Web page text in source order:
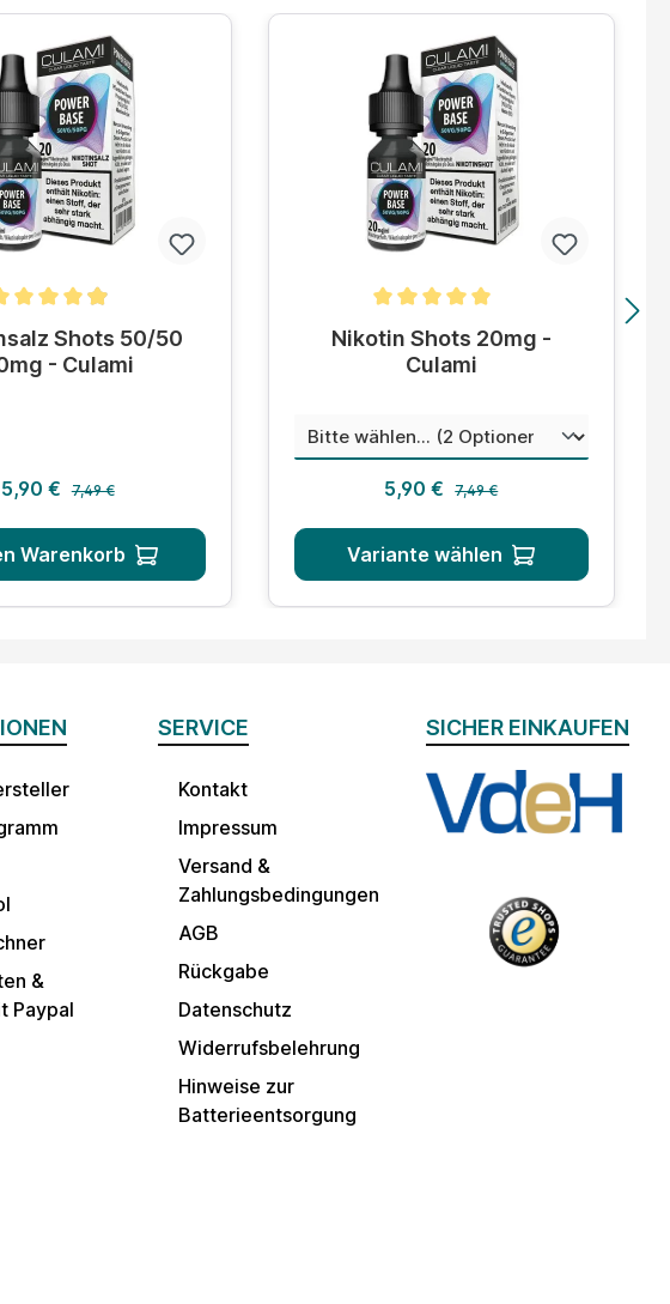
Bewertung von 4.8 von 5 Sternen
Shots 50/50
- Culami
Verkaufspreis:
5,90 € Regulärer Preis:
7,49 €
Warenkorb
Durchschnittliche Bewertung von 5 von
Nikotin Shots 20mg -
Culami
Mischungsverhältnis
Verkaufspreis:
5,90 € Regulärer Preis:
7,49 €
Variante wählen
&
Paypal
SERVICE
Kontakt
Impressum
Versand &
Zahlungsbedingungen
AGB
Rückgabe
Datenschutz
Widerrufsbelehrung
Hinweise zur
Batterieentsorgung
SICHER EINKAUFEN